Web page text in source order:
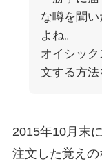
な噂を聞
よね。
オイシッ
文する方法
2015年10月末
注文した覚え